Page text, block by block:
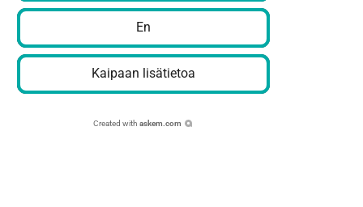
En
Kaipaan lisätietoa
Created with askem.com